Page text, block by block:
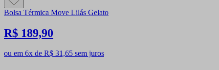
Bolsa Térmica Move Lilás Gelato
R$ 189,90
ou em 6x de R$ 31,65 sem juros